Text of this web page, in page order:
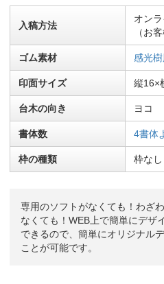
入稿方法
オン
（お
ゴム素材 感光
印面サイズ 縦16×
台木の向き ヨコ
書体数 4書体
枠の種類 枠なし
専用のソフトがなくても！わざ
なくても！WEB上で簡単にデザ
できるので、簡単にオリジナル
ことが可能です。